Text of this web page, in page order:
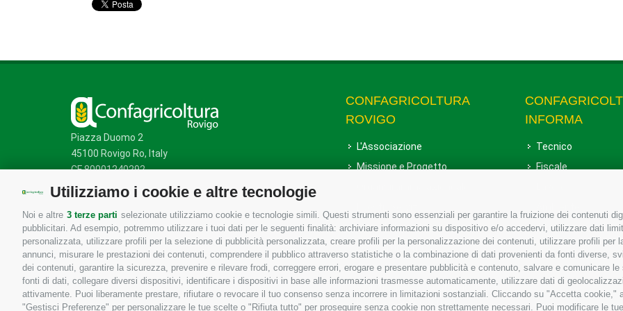
Utilizziamo i cookie e altre tecnologie
Noi e altre 3 terze parti selezionate utilizziamo cookie e tecnologie simili. Questi strumenti sono essenziali per garantire la fruizione dei contenuti
pubblicitari. Ad esempio, potremmo utilizzare i tuoi dati per le seguenti finalità: archiviare informazioni su dispositivo e/o accedervi, utilizzare dati
personalizzata, utilizzare profili per la selezione di pubblicità personalizzata, creare profili per la personalizzazione dei contenuti, utilizzare profili
annunci, misurare le prestazioni dei contenuti, comprendere il pubblico attraverso statistiche o la combinazione di dati provenienti da fonti diverse,
dei contenuti, garantire la sicurezza, prevenire e rilevare frodi, correggere errori, erogare e presentare pubblicità e contenuto, salvare e comunicare
fonti di dati, collegare diversi dispositivi, identificare i dispositivi in base alle informazioni trasmesse automaticamente, utilizzare dati di
attivamente. Puoi liberamente prestare, rifiutare o revocare il tuo consenso senza incorrere in limitazioni sostanziali. Cliccando su "Accetta
"Gestisci Preferenze" per personalizzare le tue scelte o "Rifiuta tutto" per proseguire senza cookie non strettamente necessari. Puoi modificare le
Piazza Duomo 2
45100 Rovigo Ro, Italy
CF 80001240292
Mappa del sito/Privacy Policy /Cookie Policy
CONFAGRICOLTURA
ROVIGO
L'Associazione
Missione e Progetto
Uffici della Sede provinciale
Le Sedi di Zona
Agricoltori S.r.l.
Whistleblowing Confagricoltura
Rovigo e Agricoltori srl
INFORMA
Tecnico
Fiscale
Associazione